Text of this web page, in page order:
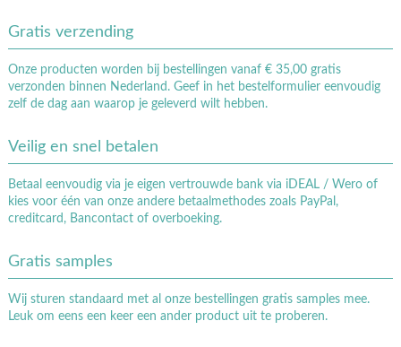
Gratis verzending
Onze producten worden bij bestellingen vanaf € 35,00 gratis
verzonden binnen Nederland. Geef in het bestelformulier eenvoudig
zelf de dag aan waarop je geleverd wilt hebben.
Veilig en snel betalen
Betaal eenvoudig via je eigen vertrouwde bank via iDEAL / Wero of
kies voor één van onze andere betaalmethodes zoals PayPal,
creditcard, Bancontact of overboeking.
Gratis samples
Wij sturen standaard met al onze bestellingen gratis samples mee.
Leuk om eens een keer een ander product uit te proberen.